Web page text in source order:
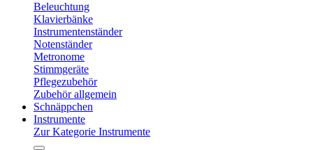
Beleuchtung
Klavierbänke
Instrumentenständer
Notenständer
Metronome
Stimmgeräte
Pflegezubehör
Zubehör allgemein
Schnäppchen
Instrumente
Zur Kategorie Instrumente